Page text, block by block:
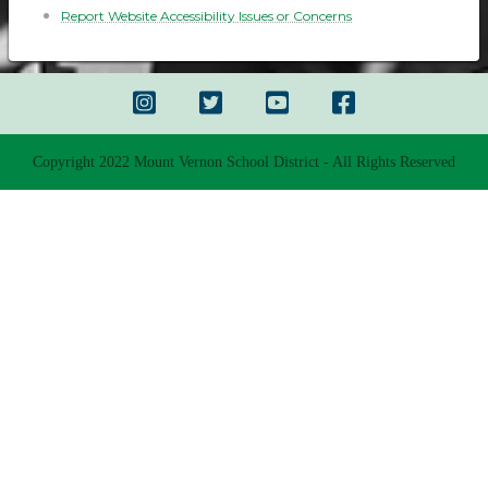
Report Website Accessibility Issues or Concerns
Copyright 2022 Mount Vernon School District - All Rights Reserved